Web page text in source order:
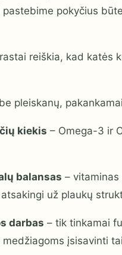
pokyčius
reiškia, kad katės
pleiskanų,
kiekis – Omega-3 ir
balansas – vitaminas
už plaukų
darbas – tik tinkamai
įsisavinti